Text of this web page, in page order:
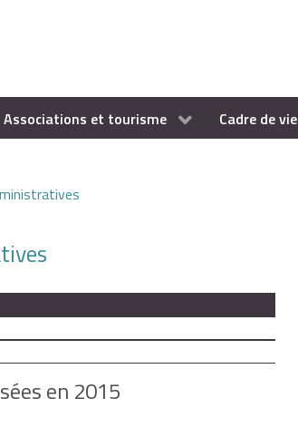
Associations et tourisme Cadre de vie
en 2015